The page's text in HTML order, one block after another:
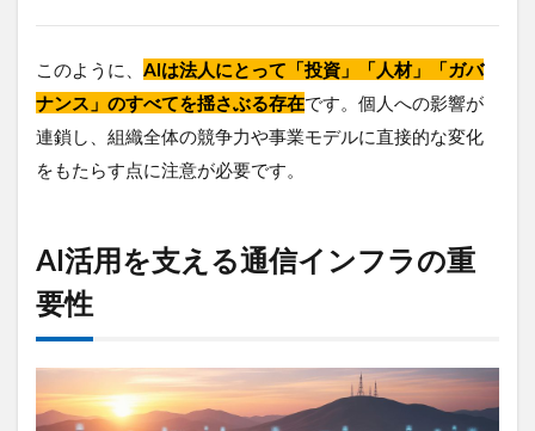
このように、 AIは法人にとって「投資」「人材」「ガバ
ナンス」のすべてを揺さぶる存在です。個人への影響が
連鎖し、組織全体の競争力や事業モデルに直接的な変化
をもたらす点に注意が必要です。
AI活用を支える通信インフラの重
要性